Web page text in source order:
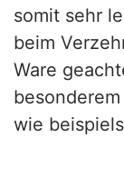
somit sehr
beim
Ware
wie